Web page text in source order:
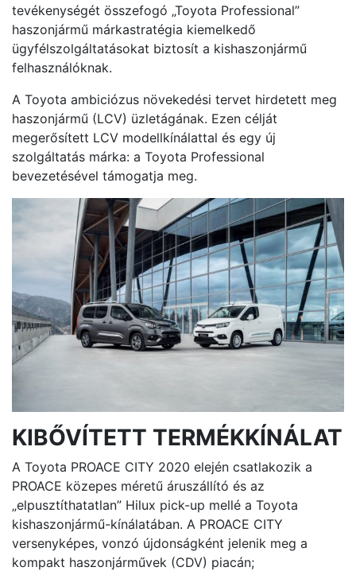
tevékenységét összefogó „Toyota Professional”
haszonjármű márkastratégia kiemelkedő
ügyfélszolgáltatásokat biztosít a kishaszonjármű
felhasználóknak.
A Toyota ambiciózus növekedési tervet hirdetett meg
haszonjármű (LCV) üzletágának. Ezen célját
megerősített LCV modellkínálattal és egy új
szolgáltatás márka: a Toyota Professional
bevezetésével támogatja meg.
KIBŐVÍTETT TERMÉKKÍNÁLAT
A Toyota PROACE CITY 2020 elején csatlakozik a
PROACE közepes méretű áruszállító és az
„elpusztíthatatlan” Hilux pick-up mellé a Toyota
kishaszonjármű-kínálatában. A PROACE CITY
versenyképes, vonzó újdonságként jelenik meg a
kompakt haszonjárművek (CDV) piacán;